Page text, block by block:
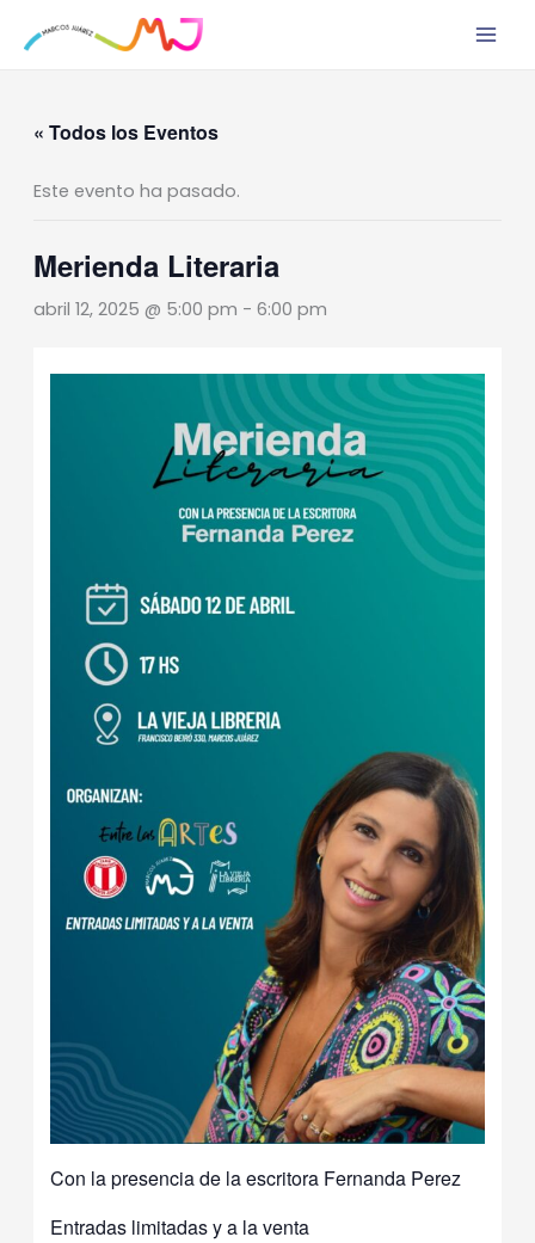
« Todos los Eventos
Este evento ha pasado.
Merienda Literaria
abril 12, 2025 @ 5:00 pm - 6:00 pm
Con la presencia de la escritora Fernanda Perez
Entradas limitadas y a la venta